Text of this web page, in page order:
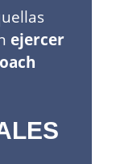
ejercer